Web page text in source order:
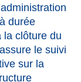
durée
la clôture du
le suivi
sur la